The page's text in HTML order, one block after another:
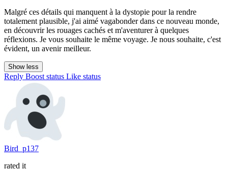
Malgré ces détails qui manquent à la dystopie pour la rendre
totalement plausible, j'ai aimé vagabonder dans ce nouveau monde,
en découvrir les rouages cachés et m'aventurer à quelques
réflexions. Je vous souhaite le même voyage. Je nous souhaite, c'est
évident, un avenir meilleur.
Show less
Reply Boost status Like status
Bird_p137
rated it